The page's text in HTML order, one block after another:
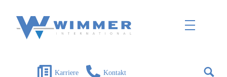
Karriere Kontakt